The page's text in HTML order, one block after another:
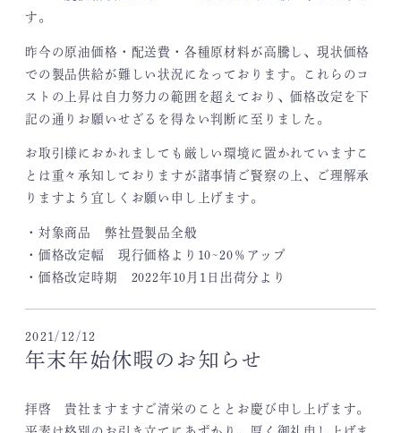
す。
昨今の原油価格・配送費・各種原材料が高騰し、現状価格
での製品供給が難しい状況になっております。これらのコ
ストの上昇は自力努力の範囲を超えており、価格改定を下
記の通りお願いせざるを得ない判断に至りました。
お取引様におかれましても厳しい環境に置かれていますこ
とは重々承知しておりますが諸事情ご賢察の上、ご理解承
りますよう宜しくお願い申し上げます。
・対象商品 弊社畳製品全般
・価格改定幅 現行価格より10~20％アップ
・価格改定時期 2022年10月1日出荷分より
2021/12/12
年末年始休暇のお知らせ
拝啓 貴社ますますご清栄のこととお慶び申し上げます。